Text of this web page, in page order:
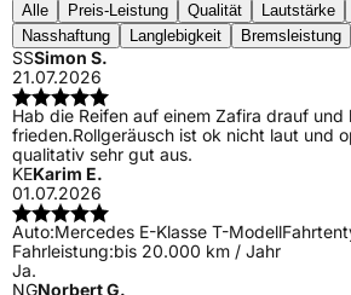
Alle Preis-Leistung Qualität Lautstärke
Nasshaftung
Langlebigkeit Bremsleistung
SSSimon S.
21.07.2026
Hab die Reifen auf einem Zafira drauf und
frieden.Rollgeräusch ist ok nicht laut und
qualitativ sehr gut aus.
KEKarim E.
01.07.2026
Auto:Mercedes E-Klasse T-Modell
Fahrleistung:bis 20.000 km / Jahr
Ja.
NGNorbert G.